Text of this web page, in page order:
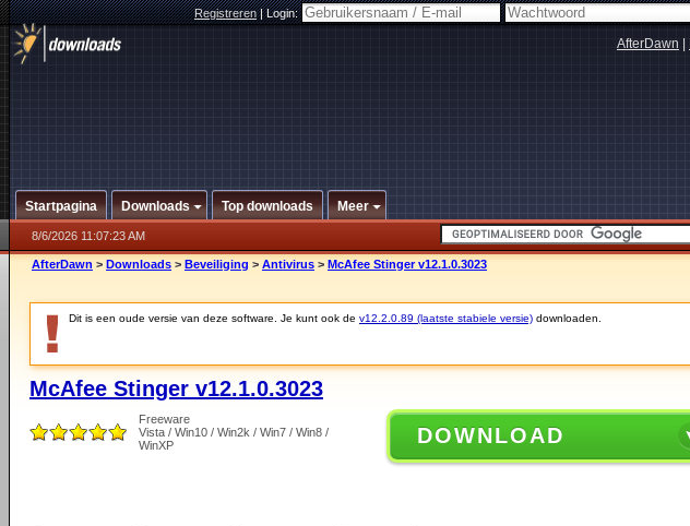
Registreren|Login:
AfterDawn
Startpagina Downloads Top downloads Meer
8/6/2026 11:07:23 AM
AfterDawn > Downloads > Beveiliging > Antivirus > McAfee Stinger v12.1.0.3023
Dit is een oude versie van deze software. Je kunt ook de v12.2.0.89 (laatste stabiele versie) downloaden.
McAfee Stinger v12.1.0.3023
Freeware
Vista / Win10 / Win2k / Win7 / Win8 /
WinXP
DOWNLOAD